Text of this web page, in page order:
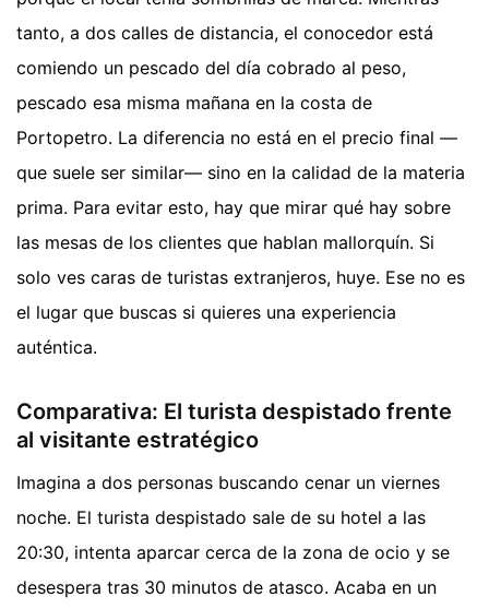
tanto, a dos calles de distancia, el conocedor está
comiendo un pescado del día cobrado al peso,
pescado esa misma mañana en la costa de
Portopetro. La diferencia no está en el precio final —
que suele ser similar— sino en la calidad de la materia
prima. Para evitar esto, hay que mirar qué hay sobre
las mesas de los clientes que hablan mallorquín. Si
solo ves caras de turistas extranjeros, huye. Ese no es
el lugar que buscas si quieres una experiencia
auténtica.
Comparativa: El turista despistado frente
al visitante estratégico
Imagina a dos personas buscando cenar un viernes
noche. El turista despistado sale de su hotel a las
20:30, intenta aparcar cerca de la zona de ocio y se
desespera tras 30 minutos de atasco. Acaba en un